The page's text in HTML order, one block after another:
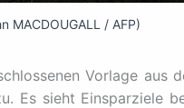
MACDOUGALL / AFP)
Vorlage aus
Es sieht Einsparziele